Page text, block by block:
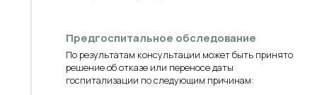
Предгоспитальное обследование
По результатам консультации может быть принято
решение об отказе или переносе даты
госпитализации по следующим причинам: